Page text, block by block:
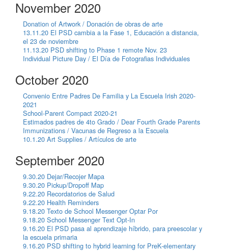
November 2020
Donation of Artwork / Donación de obras de arte
13.11.20 El PSD cambia a la Fase 1, Educación a distancia,
el 23 de noviembre
11.13.20 PSD shifting to Phase 1 remote Nov. 23
Individual Picture Day / El Día de Fotografias Individuales
October 2020
Convenio Entre Padres De Familia y La Escuela Irish 2020-
2021
School-Parent Compact 2020-21
Estimados padres de 4to Grado / Dear Fourth Grade Parents
Immunizations / Vacunas de Regreso a la Escuela
10.1.20 Art Supplies / Artículos de arte
September 2020
9.30.20 Dejar/Recojer Mapa
9.30.20 Pickup/Dropoff Map
9.22.20 Recordatorios de Salud
9.22.20 Health Reminders
9.18.20 Texto de School Messenger Optar Por
9.18.20 School Messenger Text Opt-In
9.16.20 El PSD pasa al aprendizaje híbrido, para preescolar y
la escuela primaria
9.16.20 PSD shifting to hybrid learning for PreK-elementary